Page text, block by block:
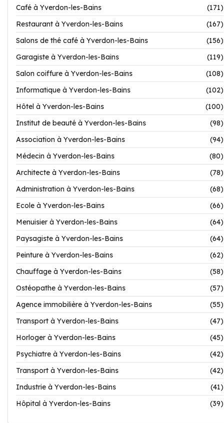
Café à Yverdon-les-Bains
(171)
Restaurant à Yverdon-les-Bains
(167)
Salons de thé café à Yverdon-les-Bains
(156)
Garagiste à Yverdon-les-Bains
(119)
Salon coiffure à Yverdon-les-Bains
(108)
Informatique à Yverdon-les-Bains
(102)
Hôtel à Yverdon-les-Bains
(100)
Institut de beauté à Yverdon-les-Bains
(98)
Association à Yverdon-les-Bains
(94)
Médecin à Yverdon-les-Bains
(80)
Architecte à Yverdon-les-Bains
(78)
Administration à Yverdon-les-Bains
(68)
Ecole à Yverdon-les-Bains
(66)
Menuisier à Yverdon-les-Bains
(64)
Paysagiste à Yverdon-les-Bains
(64)
Peinture à Yverdon-les-Bains
(62)
Chauffage à Yverdon-les-Bains
(58)
Ostéopathe à Yverdon-les-Bains
(57)
Agence immobilière à Yverdon-les-Bains
(55)
Transport à Yverdon-les-Bains
(47)
Horloger à Yverdon-les-Bains
(45)
Psychiatre à Yverdon-les-Bains
(42)
Transport à Yverdon-les-Bains
(42)
Industrie à Yverdon-les-Bains
(41)
Hôpital à Yverdon-les-Bains
(39)